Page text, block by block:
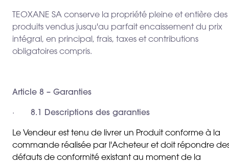
TEOXANE SA conserve la propriété pleine et entière des
produits vendus jusqu'au parfait encaissement du prix
intégral, en principal, frais, taxes et contributions
obligatoires compris.
Article 8 – Garanties
· 8.1 Descriptions des garanties
Le Vendeur est tenu de livrer un Produit conforme à la
commande réalisée par l'Acheteur et doit répondre
défauts de conformité existant au moment de la